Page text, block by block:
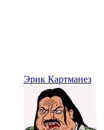
Эрик Картманез